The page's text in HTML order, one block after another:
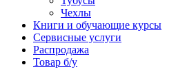
Чехлы
Книги и обучающие курсы
Сервисные услуги
Распродажа
Товар б/у